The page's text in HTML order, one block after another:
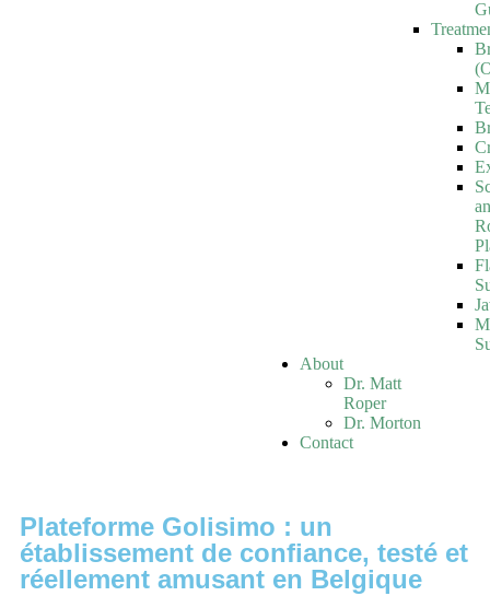
About
Dr. Matt
Roper
Dr. Morton
Contact
Plateforme Golisimo : un
établissement de confiance, testé et
réellement amusant en Belgique